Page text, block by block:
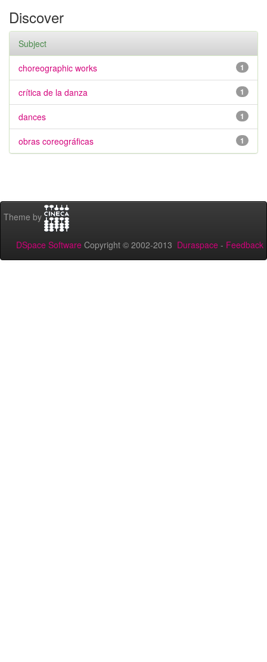
Discover
Subject
1
choreographic works
1
crítica de la danza
1
dances
1
obras coreográficas
Theme by
DSpace Software Copyright © 2002-2013 Duraspace - Feedback